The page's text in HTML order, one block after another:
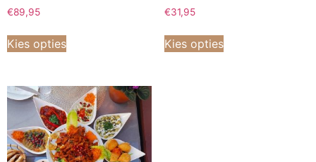
€89,95
Kies opties
€31,95
Kies opties